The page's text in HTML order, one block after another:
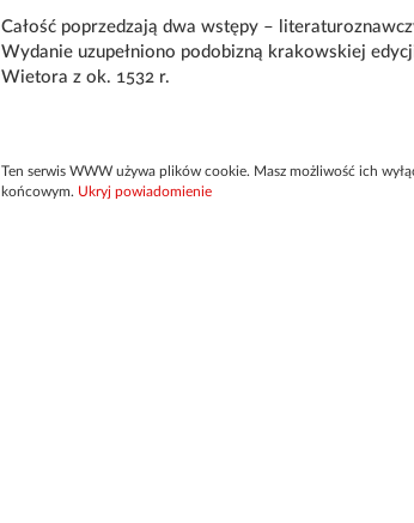
Całość poprzedzają dwa wstępy –
Wydanie uzupełniono podobizną krakowskiej
Wietora z ok. 1532 r.
Ten serwis WWW używa plików cookie. Masz możliwość ich
końcowym. Ukryj powiadomienie